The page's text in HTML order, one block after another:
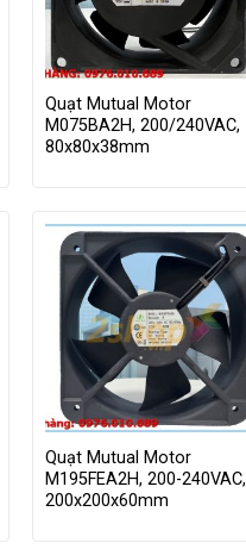
Quạt Mutual Motor
M075BA2H, 200/240VAC,
80x80x38mm
Quạt Mutual Motor
M195FEA2H, 200-240VAC,
200x200x60mm